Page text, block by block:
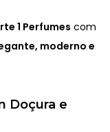
1 Perfumes com
moderno e
Doçura e